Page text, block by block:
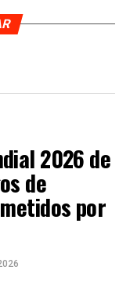
2026 de
de
por